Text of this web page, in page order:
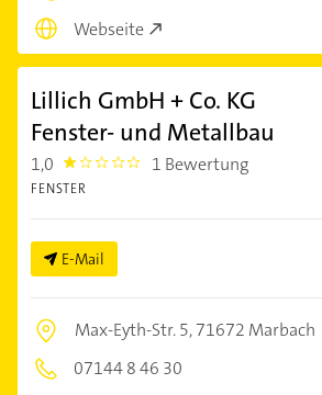
Webseite
Lillich GmbH + Co. KG
Fenster- und Metallbau
1,0 1.0 1 Bewertung
FENSTER
E-Mail
Max-Eyth-Str. 5,71672 Marbach
07144 8 46 30